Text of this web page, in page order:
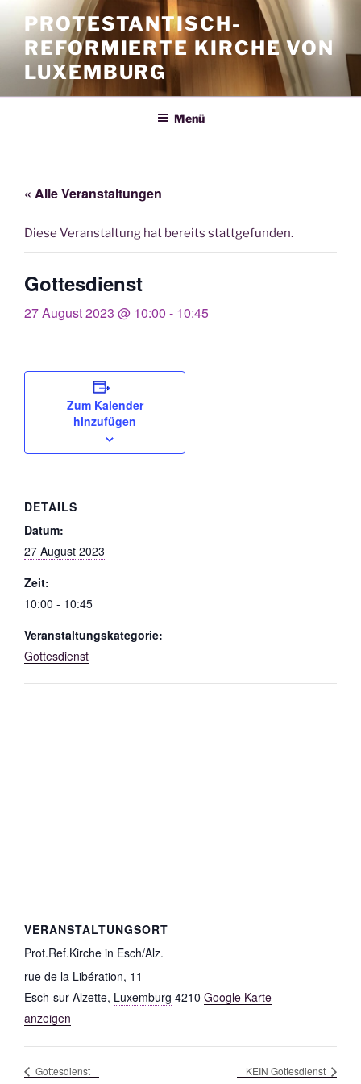
Inhalt
springen
PROTESTANTISCH-
REFORMIERTE KIRCHE VON
LUXEMBURG
Menü
« Alle Veranstaltungen
Diese Veranstaltung hat bereits stattgefunden.
Gottesdienst
27 August 2023 @ 10:00 - 10:45
Zum Kalender
hinzufügen
DETAILS
Datum:
27 August 2023
Zeit:
10:00 - 10:45
Veranstaltungskategorie:
Gottesdienst
VERANSTALTUNGSORT
Prot.Ref.Kirche in Esch/Alz.
rue de la Libération, 11
Esch-sur-Alzette, Luxemburg 4210 Google Karte
anzeigen
Gottesdienst KEIN Gottesdienst